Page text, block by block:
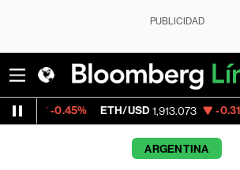
PUBLICIDAD
ETH/USD 1,913.073 -0.31% Visa 362.50
ARGENTINA